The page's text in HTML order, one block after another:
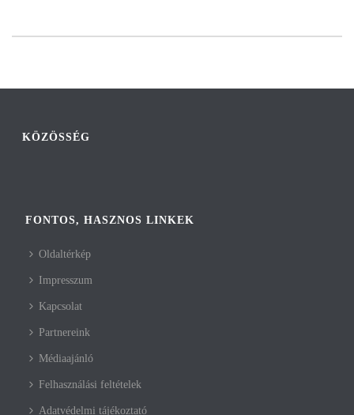
KÖZÖSSÉG
FONTOS, HASZNOS LINKEK
Oldaltérkép
Impresszum
Kapcsolat
Partnereink
Médiaajánló
Felhasználási feltételek
Adatvédelmi tájékoztató